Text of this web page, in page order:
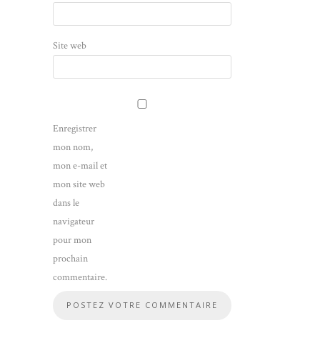
Site web
Enregistrer
mon nom,
mon e-mail et
mon site web
dans le
navigateur
pour mon
prochain
commentaire.